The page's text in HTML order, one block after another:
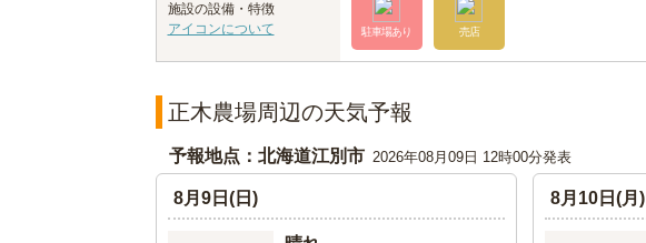
施設の設備・特徴
アイコンについて
駐車場あり 売店
正木農場周辺の天気予報
予報地点：北海道江別市 2026年08月09日 12時00分発表
8月9日(日) 8月10日(月)